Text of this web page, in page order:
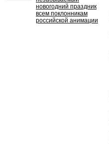
новогодний праздник
всем поклонникам
российской анимации